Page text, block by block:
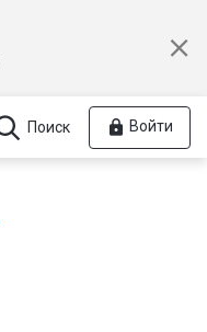
Поиск Войти